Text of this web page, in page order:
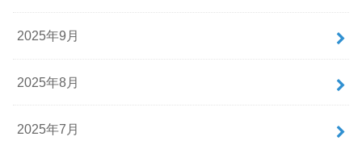
2025年9月
2025年8月
2025年7月